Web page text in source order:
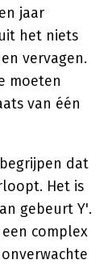
jaar
het niets
vervagen.
moeten
van één
dat
Het is
gebeurt Y'.
complex